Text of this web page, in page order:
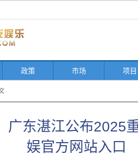
政策 市场 项目
广东湛江公布2025
娱官方网站入口